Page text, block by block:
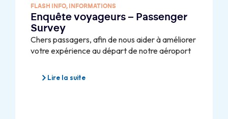
FLASH INFO, INFORMATIONS
Enquête voyageurs – Passenger
Survey
Chers passagers, afin de nous aider à améliorer
votre expérience au départ de notre aéroport
Lire la suite